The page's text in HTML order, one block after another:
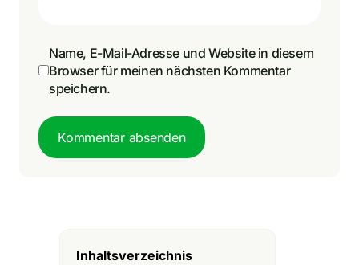
Name, E-Mail-Adresse und Website in diesem
Browser für meinen nächsten Kommentar
speichern.
Kommentar absenden
Inhaltsverzeichnis